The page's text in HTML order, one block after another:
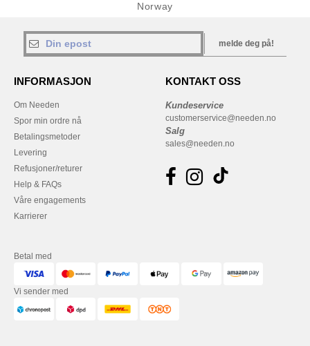
Norway
melde deg på!
INFORMASJON
Om Needen
Spor min ordre nå
Betalingsmetoder
Levering
Refusjoner/returer
Help & FAQs
Våre engagements
Karrierer
KONTAKT OSS
Kundeservice
customerservice@needen.no
Salg
sales@needen.no
Betal med
Vi sender med